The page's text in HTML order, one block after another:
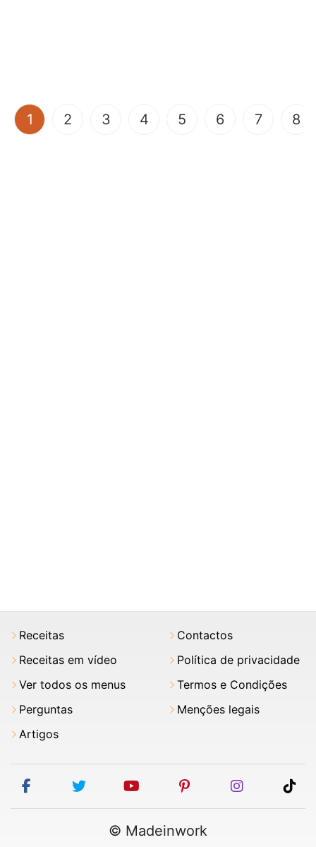
1 (current)
2 3 4 5 6 7 8
Receitas
Receitas em vídeo
Ver todos os menus
Perguntas
Artigos
Contactos
Política de privacidade
Termos e Condições
Menções legais
facebooktwitter youtubepinterestinstagram
© Madeinwork